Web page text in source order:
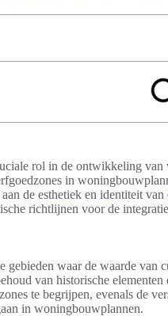
rol in de ontwikkeling
in
de esthetiek en identiteit
richtlijnen voor de
gebieden waar de waarde van
van historische
te begrijpen, evenals de
in woningbouwplannen.